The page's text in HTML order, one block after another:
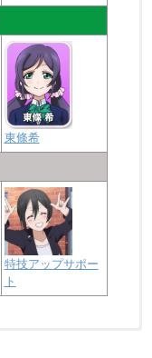
東條希
特技アップサポー
ト